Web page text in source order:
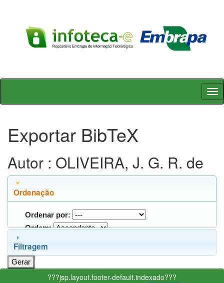
Skip
Exportar BibTeX
Autor : OLIVEIRA, J. G. R. de
Ordenação
Ordenar por:
Ordem:
Filtragem
???jsp.layout.footer-default.indexado???